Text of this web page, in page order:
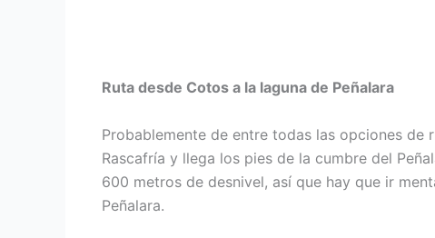
Ruta desde Cotos a la laguna de Peñalara
Probablemente de entre todas las opciones de
Rascafría y llega los pies de la cumbre del
600 metros de desnivel, así que hay que ir
Peñalara.